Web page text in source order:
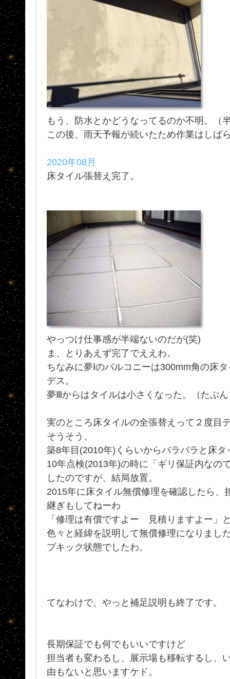
もう、防水とかどうなってるのか不明。（
この後、雨天予報が続いたため作業はしば
2020年08月
床タイル張替え完了。
やっつけ仕事感が半端ないのだが(笑)
ま、とりあえず完了でええわ。
ちなみに夢Ⅰのバルコニーは300mm角の床
デス。
夢Ⅲからはタイルは小さくなった。（たぶ
実のところ床タイルの全張替えって２度目
そうそう、
築8年目(2010年)くらいからバラバラと床
10年点検(2013年)の時に「ギリ保証内なの
したのですが、結局放置。
2015年に床タイル無償修理を確認したら、
継ぎもしてねーわ
「修理は有償ですよー 見積りますよー」
色々と経緯を説明して無償修理になりまし
プキック状態でしたわ。
てなわけで、やっと補足説明も終了です。
長期保証でも何でもいいですけど
担当者も変わるし、展示場も移転するし、
由もないと思いますケド。